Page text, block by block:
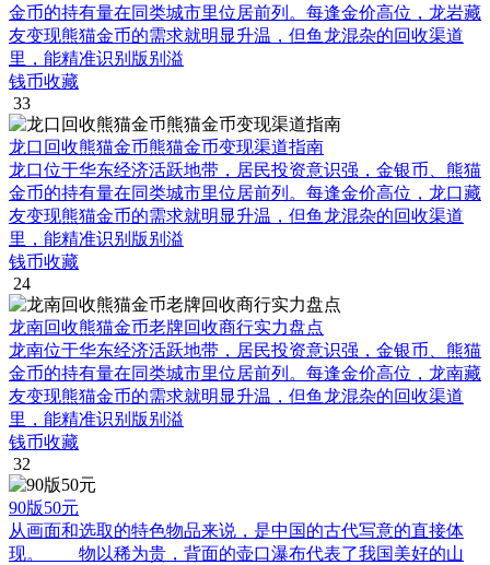
金币的持有量在同类城市里位居前列。每逢金价高位，龙岩藏
友变现熊猫金币的需求就明显升温，但鱼龙混杂的回收渠道
里，能精准识别版别溢
钱币收藏
33
龙口回收熊猫金币熊猫金币变现渠道指南
龙口位于华东经济活跃地带，居民投资意识强，金银币、熊猫
金币的持有量在同类城市里位居前列。每逢金价高位，龙口藏
友变现熊猫金币的需求就明显升温，但鱼龙混杂的回收渠道
里，能精准识别版别溢
钱币收藏
24
龙南回收熊猫金币老牌回收商行实力盘点
龙南位于华东经济活跃地带，居民投资意识强，金银币、熊猫
金币的持有量在同类城市里位居前列。每逢金价高位，龙南藏
友变现熊猫金币的需求就明显升温，但鱼龙混杂的回收渠道
里，能精准识别版别溢
钱币收藏
32
90版50元
从画面和选取的特色物品来说，是中国的古代写意的直接体
现。 物以稀为贵，背面的壶口瀑布代表了我国美好的山